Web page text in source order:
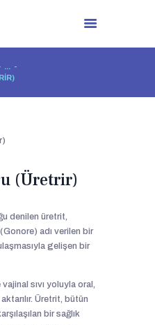
...
(Üretrir)
denilen üretrit,
adı verilen bir
gelişen bir
sıvı yoluyla oral,
Üretrit, bütün
bir sağlık